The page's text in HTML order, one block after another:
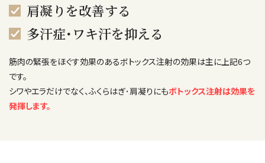
肩凝りを改善する
多汗症･ワキ汗を抑える
筋肉の緊張をほぐす効果のあるボトックス注射の効果は主に上記6つ
です。
シワやエラだけでなく、ふくらはぎ･肩凝りにもボトックス注射は効果を
発揮します。